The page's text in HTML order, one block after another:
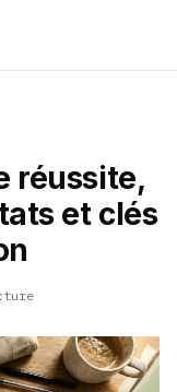
réussite,
et clés